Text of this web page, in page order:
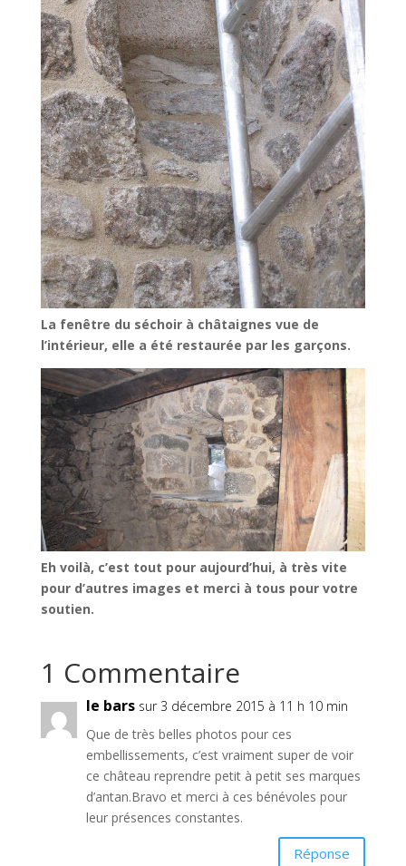
La fenêtre du séchoir à châtaignes vue de
l’intérieur, elle a été restaurée par les garçons.
Eh voilà, c’est tout pour aujourd’hui, à très vite
pour d’autres images et merci à tous pour votre
soutien.
1 Commentaire
le bars sur 3 décembre 2015 à 11 h 10 min
Que de très belles photos pour ces
embellissements, c’est vraiment super de voir
ce château reprendre petit à petit ses marques
d’antan.Bravo et merci à ces bénévoles pour
leur présences constantes.
Réponse